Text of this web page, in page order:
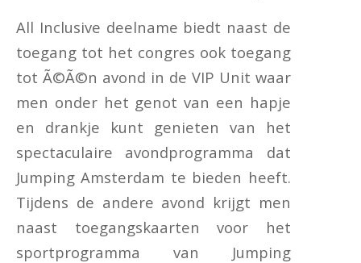
All Inclusive deelname biedt naast de
toegang tot het congres ook toegang
tot Ã©Ã©n avond in de VIP Unit waar
men onder het genot van een hapje
en drankje kunt genieten van het
spectaculaire avondprogramma dat
Jumping Amsterdam te bieden heeft.
Tijdens de andere avond krijgt men
naast toegangskaarten voor het
sportprogramma van Jumping